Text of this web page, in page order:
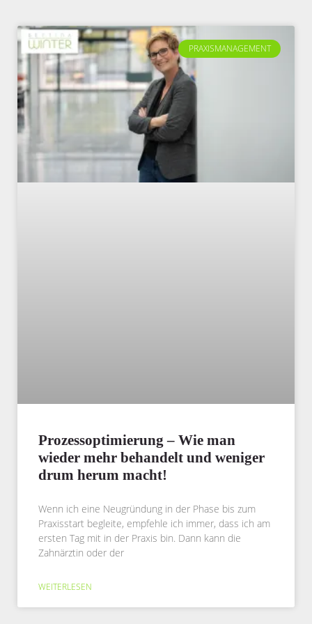
PRAXISMANAGEMENT
Prozessoptimierung – Wie man
wieder mehr behandelt und weniger
drum herum macht!
Wenn ich eine Neugründung in der Phase bis zum
Praxisstart begleite, empfehle ich immer, dass ich am
ersten Tag mit in der Praxis bin. Dann kann die
Zahnärztin oder der
WEITERLESEN